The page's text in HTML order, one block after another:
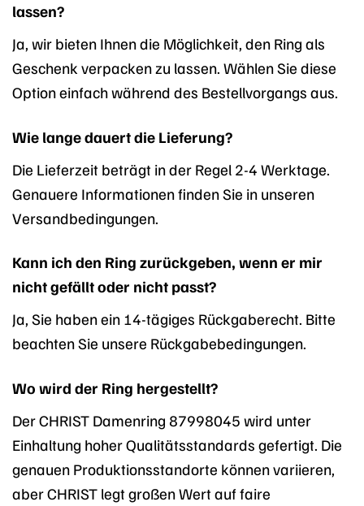
lassen?
Ja, wir bieten Ihnen die Möglichkeit, den Ring als
Geschenk verpacken zu lassen. Wählen Sie diese
Option einfach während des Bestellvorgangs aus.
Wie lange dauert die Lieferung?
Die Lieferzeit beträgt in der Regel 2-4 Werktage.
Genauere Informationen finden Sie in unseren
Versandbedingungen.
Kann ich den Ring zurückgeben, wenn er mir
nicht gefällt oder nicht passt?
Ja, Sie haben ein 14-tägiges Rückgaberecht. Bitte
beachten Sie unsere Rückgabebedingungen.
Wo wird der Ring hergestellt?
Der CHRIST Damenring 87998045 wird unter
Einhaltung hoher Qualitätsstandards gefertigt. Die
genauen Produktionsstandorte können variieren,
aber CHRIST legt großen Wert auf faire